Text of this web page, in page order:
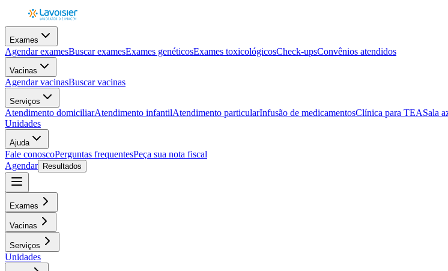
Exames
Agendar examesBuscar examesExames genéticosExames toxicológicosCheck-upsConvênios atendidos
Vacinas
Agendar vacinasBuscar vacinas
Serviços
Atendimento domiciliarAtendimento infantilAtendimento particularInfusão de medicamentosClínica para TEASala
Unidades
Ajuda
Fale conoscoPerguntas frequentesPeça sua nota fiscal
Agendar
Resultados
Exames
Vacinas
Serviços
Unidades